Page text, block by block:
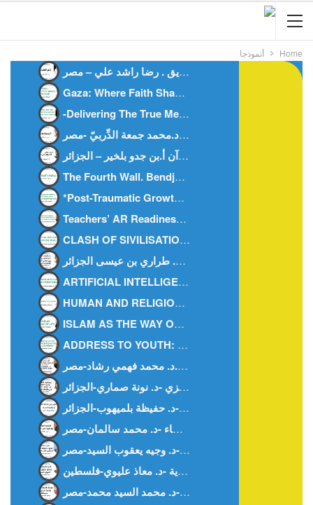
Home أنموذجا
Gaza: Where Faith Shapes True Men.Anes Stiti-Algeria-
-Delivering The True Meanings Of Al Qur’ān, An Islamic TheorizationDr. Doaa M Deep-Egypt
The Fourth Wall. Bendjedou.belkheir -algeria-
*Post-Traumatic Growth: How Today’s Youth Can Rise Stronge
Teachers’ AR Readiness AR Integration In Science AR Readiness In Primary Education.-Dr. Mohamed Fahmy Rashad.Egypt.
CLASH OF SIVILISATIONS MYTH OR REALITY – Abu Hisham Al-Idrisi- Algeria
ARTIFICIAL INTELLIGENCE AND FAMILY BONDS -DR. KHEIRA M’HAMEDI BOUZINA-ALGERIA-
HUMAN AND RELIGION -DR. ZAHIA HAOUICHI-ALGERIA-
ISLAM AS THE WAY OF LIFE -Ms. WISSAL HANOUF-MALAYSIA
ADDRESS TO YOUTH: BETWEEN FASCINATION AND AWARENESS – DR. NOUNA.SAMMARI-ALGERIA